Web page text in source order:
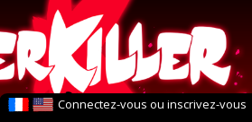
Connectez-vous ou inscrivez-vous